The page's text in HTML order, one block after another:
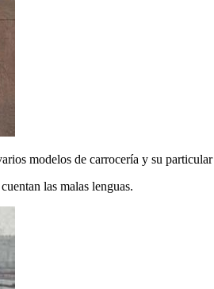
modelos de carrocería y su
las malas lenguas.